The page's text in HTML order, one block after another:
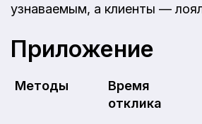
узнаваемым, а клиенты —
Приложение
Методы
Время
отклика